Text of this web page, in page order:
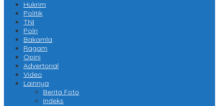
Hukrim
Politik
TNI
Polri
Bakamla
Ragam
Opini
Advertorial
Video
Lainnya
Berita Foto
Indeks